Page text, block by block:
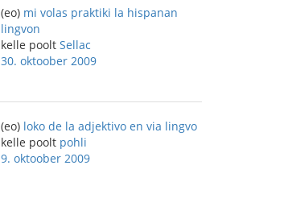
(eo) mi volas praktiki la hispanan
lingvon
kelle poolt Sellac
30. oktoober 2009
(eo) loko de la adjektivo en via lingvo
kelle poolt pohli
9. oktoober 2009